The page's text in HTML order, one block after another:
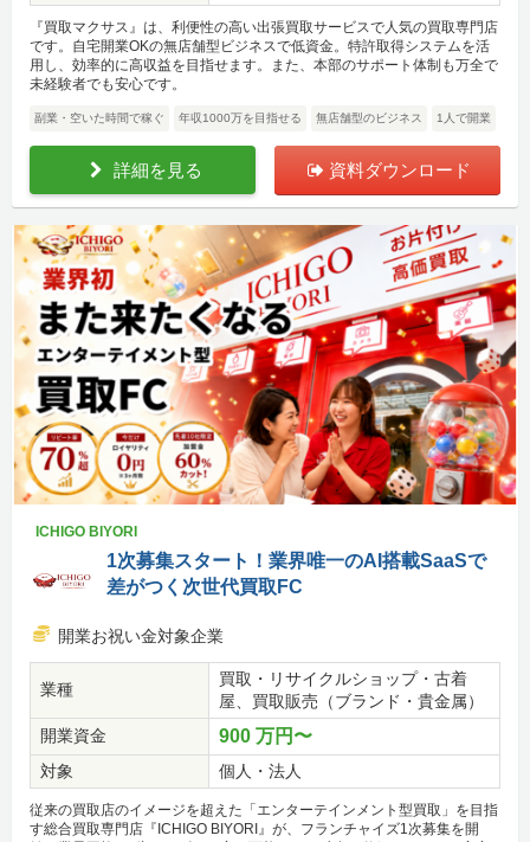
『買取マクサス』は、利便性の高い出張買取サービスで人気の買取専門店
です。自宅開業OKの無店舗型ビジネスで低資金。特許取得システムを活
用し、効率的に高収益を目指せます。また、本部のサポート体制も万全で
未経験者でも安心です。
副業・空いた時間で稼ぐ 年収1000万を目指せる 無店舗型のビジネス 1人で開業
詳細を見る 資料ダウンロード
ICHIGO BIYORI
1次募集スタート！業界唯一のAI搭載SaaSで
差がつく次世代買取FC
開業お祝い金対象企業
業種
買取・リサイクルショップ・古着
屋、買取販売（ブランド・貴金属）
開業資金
900 万円〜
対象 個人・法人
従来の買取店のイメージを超えた「エンターテインメント型買取」を目指
す総合買取専門店『ICHIGO BIYORI』が、フランチャイズ1次募集を開